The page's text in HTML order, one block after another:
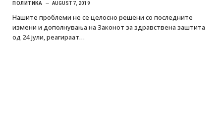
ПОЛИТИКА AUGUST 7, 2019
Нашите проблеми не се целосно решени со последните
измени и дополнувања на Законот за здравствена заштита
од 24 јули, реагираат…